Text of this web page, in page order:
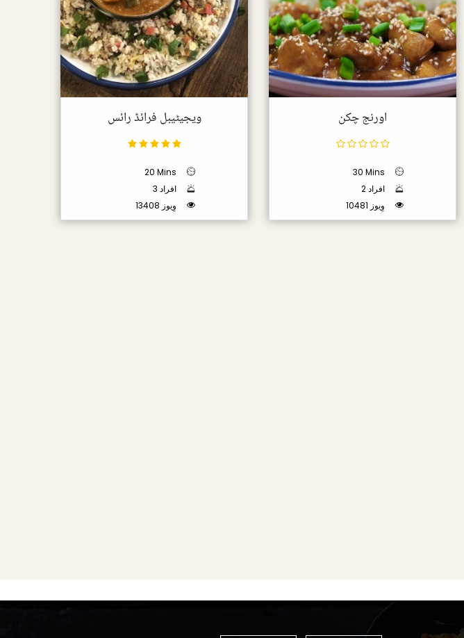
اورنج چکن
30 Mins
2 افراد
10481 وِیوز
ویجیٹیبل فرائڈ رائس
20 Mins
3 افراد
13408 وِیوز